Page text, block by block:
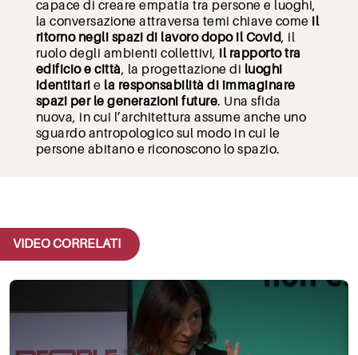
capace di creare empatia tra persone e luoghi,
la conversazione attraversa temi chiave come il
ritorno negli spazi di lavoro dopo il Covid, il
ruolo degli ambienti collettivi, il rapporto tra
edificio e città, la progettazione di luoghi
identitarie la responsabilità di immaginare
spazi per le generazioni future. Una sfida
nuova, in cui l’architettura assume anche uno
sguardo antropologico sul modo in cui le
persone abitano e riconoscono lo spazio.
VIDEO CORRELATI